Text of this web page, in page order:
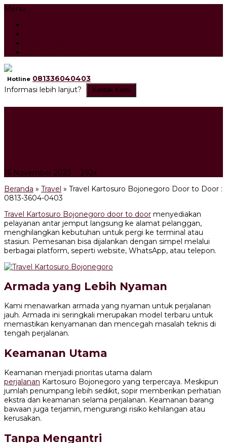
Menu
Hotline 081336040403
Informasi lebih lanjut?
Kontak Kami
16 November 2023 292x
Beranda » Travel » Travel Kartosuro Bojonegoro Door to Door :
0813-3604-0403
Travel Kartosuro Bojonegoro door to door menyediakan
pelayanan antar jemput langsung ke alamat pelanggan,
menghilangkan kebutuhan untuk pergi ke terminal atau
stasiun. Pemesanan bisa dijalankan dengan simpel melalui
berbagai platform, seperti website, WhatsApp, atau telepon.
Armada yang Lebih Nyaman
Kami menawarkan armada yang nyaman untuk perjalanan
jauh. Armada ini seringkali merupakan model terbaru untuk
memastikan kenyamanan dan mencegah masalah teknis di
tengah perjalanan.
Keamanan Utama
Keamanan menjadi prioritas utama dalam
perjalanan Kartosuro Bojonegoro yang terpercaya. Meskipun
jumlah penumpang lebih sedikit, sopir memberikan perhatian
ekstra dan keamanan selama perjalanan. Keamanan barang
bawaan juga terjamin, mengurangi risiko kehilangan atau
kerusakan.
Tanpa Mengantri